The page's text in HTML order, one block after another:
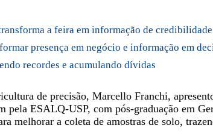
a feira em informação de credibilidade
presença em negócio e informação em
recordes e acumulando dívidas
de precisão, Marcello Franchi,
ESALQ-USP, com pós-graduação em
melhorar a coleta de amostras de solo,